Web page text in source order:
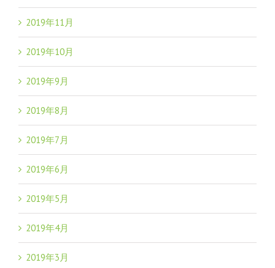
2019年11月
2019年10月
2019年9月
2019年8月
2019年7月
2019年6月
2019年5月
2019年4月
2019年3月